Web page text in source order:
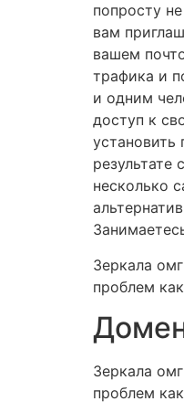
попросту
вам
вашем
трафика и
и одним
доступ к
установить
несколько
Зеркала
проблем
Зеркала
проблем